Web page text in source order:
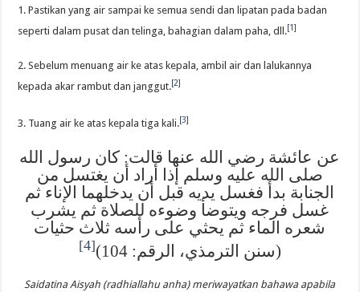
1. Pastikan yang air sampai ke semua sendi dan lipatan pada badan
seperti dalam pusat dan telinga, bahagian dalam paha, dll.[1]
2. Sebelum menuang air ke atas kepala, ambil air dan lalukannya
kepada akar rambut dan janggut.[2]
3. Tuang air ke atas kepala tiga kali.[3]
عن عائشة رضي الله عنها قالت: كان رسول الله
صلى الله عليه وسلم إذا أراد أن يغتسل من
الجنابة بدأ فغسل يديه قبل أن يدخلهما الإناء ثم
غسل فرجه ويتوضأ وضوءه للصلاة ثم يشرب
شعره الماء ثم يحثي على رأسه ثلاث حثيات
(سنن الترمذي، الرقم: 104)
[4]
Saidatina Aisyah (radhiallahu anha) meriwayatkan bahawa apabila